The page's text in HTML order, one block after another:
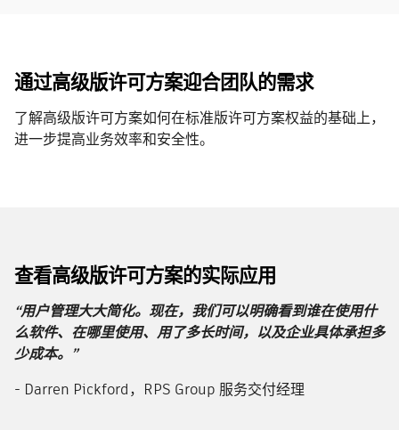
通过高级版许可方案迎合团队的需求
了解高级版许可方案如何在标准版许可方案权益的基础上，
进一步提高业务效率和安全性。
查看高级版许可方案的实际应用
“用户管理大大简化。现在，我们可以明确看到谁在使用什
么软件、在哪里使用、用了多长时间，以及企业具体承担多
少成本。”
- Darren Pickford，RPS Group 服务交付经理